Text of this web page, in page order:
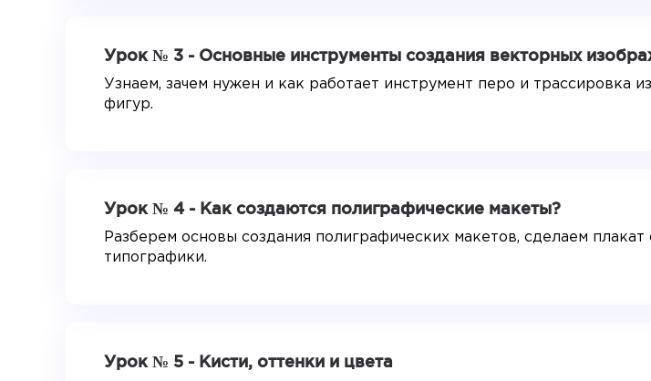
Урок № 3 - Основные инструменты создания векторных
Узнаем, зачем нужен и как работает инструмент перо и трассировка
фигур.
Урок № 4 - Как создаются полиграфические макеты?
Разберем основы создания полиграфических макетов, сделаем
типографики.
Урок № 5 - Кисти, оттенки и цвета